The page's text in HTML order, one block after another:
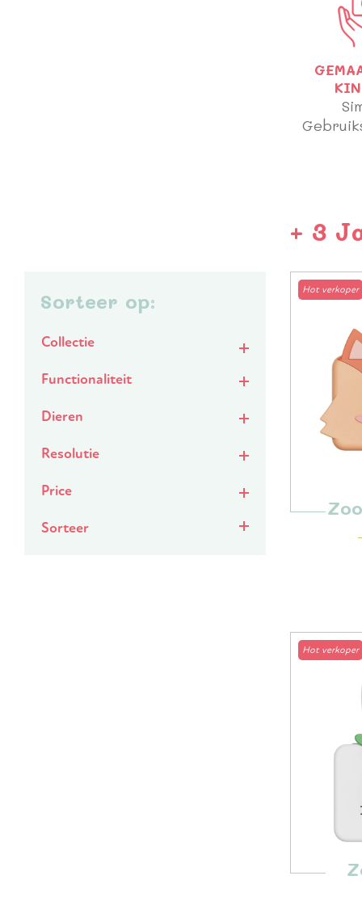
+ 3
Sorteer op:
Collectie
Functionaliteit
Dieren
Resolutie
Price
Sorteer
Hot verkoper
Hot verkoper